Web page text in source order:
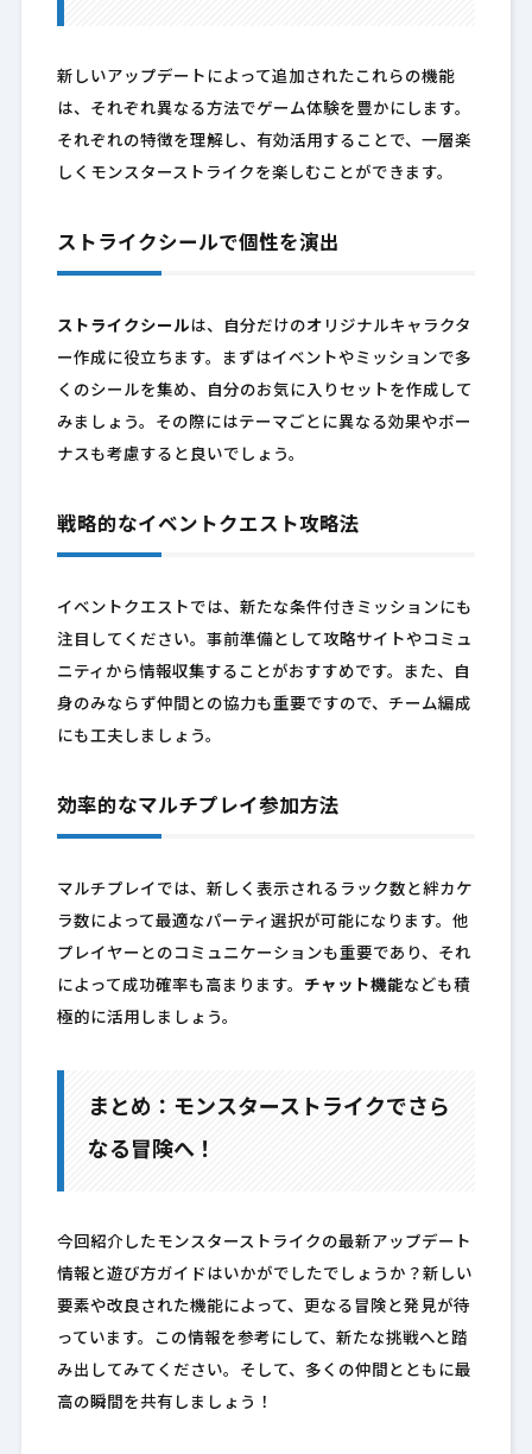
新しいアップデートによって追加されたこれらの機能
は、それぞれ異なる方法でゲーム体験を豊かにします。
それぞれの特徴を理解し、有効活用することで、一層楽
しくモンスターストライクを楽しむことができます。
ストライクシールで個性を演出
ストライクシールは、自分だけのオリジナルキャラクタ
ー作成に役立ちます。まずはイベントやミッションで多
くのシールを集め、自分のお気に入りセットを作成して
みましょう。その際にはテーマごとに異なる効果やボー
ナスも考慮すると良いでしょう。
戦略的なイベントクエスト攻略法
イベントクエストでは、新たな条件付きミッションにも
注目してください。事前準備として攻略サイトやコミュ
ニティから情報収集することがおすすめです。また、自
身のみならず仲間との協力も重要ですので、チーム編成
にも工夫しましょう。
効率的なマルチプレイ参加方法
マルチプレイでは、新しく表示されるラック数と絆カケ
ラ数によって最適なパーティ選択が可能になります。他
プレイヤーとのコミュニケーションも重要であり、それ
によって成功確率も高まります。 チャット機能なども積
極的に活用しましょう。
まとめ：モンスターストライクでさら
なる冒険へ！
今回紹介したモンスターストライクの最新アップデート
情報と遊び方ガイドはいかがでしたでしょうか？新しい
要素や改良された機能によって、更なる冒険と発見が待
っています。この情報を参考にして、新たな挑戦へと踏
み出してみてください。そして、多くの仲間とともに最
高の瞬間を共有しましょう！